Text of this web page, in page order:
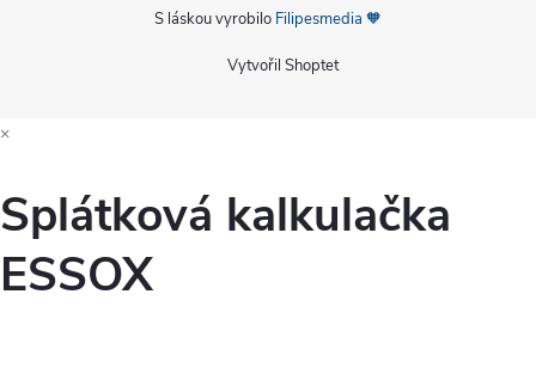
Vytvořil Shoptet
S láskou vyrobilo Filipesmedia 🧡
×
Splátková kalkulačka
ESSOX